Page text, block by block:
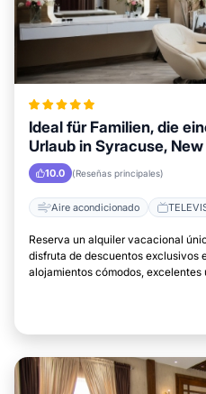
Ideal für Familien, die
Urlaub in Syracuse,
10.0 (Reseñas principales)
Aire acondicionado
Reserva un alquiler vacacional
disfruta de descuentos exclusivos
alojamientos cómodos,